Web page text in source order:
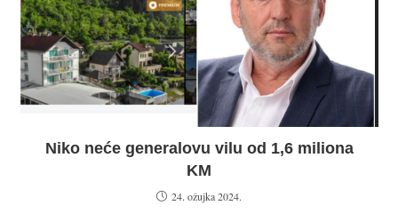
Niko neće generalovu vilu od 1,6 miliona
KM
24. ožujka 2024.